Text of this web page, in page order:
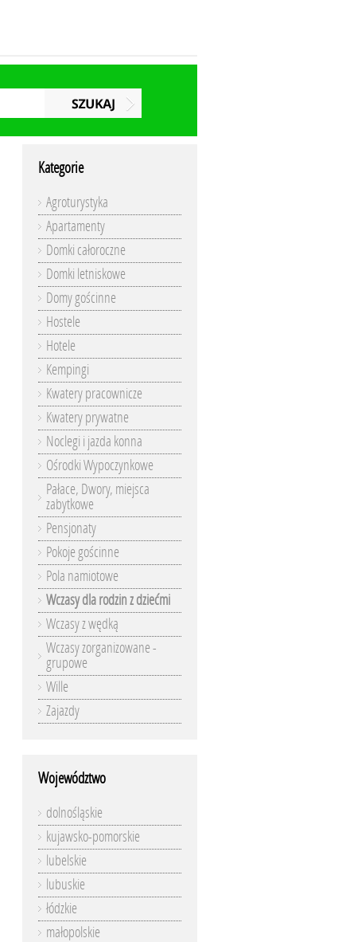
Kategorie
Agroturystyka
Apartamenty
Domki całoroczne
Domki letniskowe
Domy gościnne
Hostele
Hotele
Kempingi
Kwatery pracownicze
Kwatery prywatne
Noclegi i jazda konna
Ośrodki Wypoczynkowe
Pałace, Dwory, miejsca
zabytkowe
Pensjonaty
Pokoje gościnne
Pola namiotowe
Wczasy dla rodzin z dziećmi
Wczasy z wędką
Wczasy zorganizowane -
grupowe
Wille
Zajazdy
Województwo
dolnośląskie
kujawsko-pomorskie
lubelskie
lubuskie
łódzkie
małopolskie